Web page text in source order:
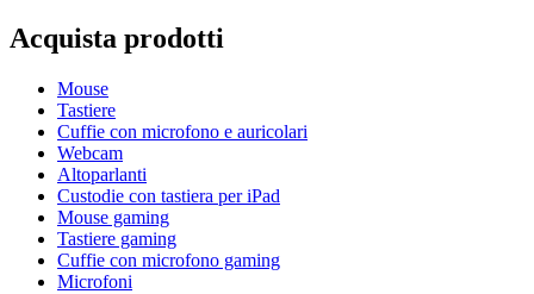
Acquista prodotti
Mouse
Tastiere
Cuffie con microfono e auricolari
Webcam
Altoparlanti
Custodie con tastiera per iPad
Mouse gaming
Tastiere gaming
Cuffie con microfono gaming
Microfoni